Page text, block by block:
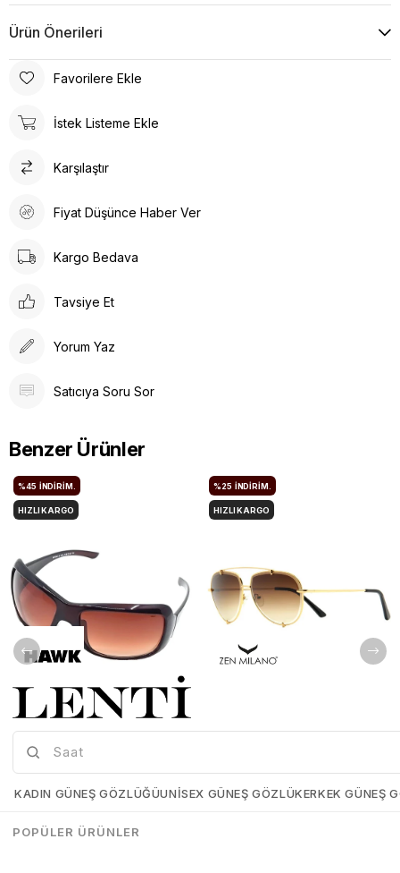
Ürün Önerileri
Favorilere Ekle
İstek Listeme Ekle
Karşılaştır
Fiyat Düşünce Haber Ver
Kargo Bedava
Tavsiye Et
Yorum Yaz
Satıcıya Soru Sor
Benzer Ürünler
Hawk-HW1044-02-66
%45 İNDIRIM.
HIZLI KARGO
Zen-Mılano-ZM524-02-61
%25 İNDIRIM.
HIZLI KARGO
KADIN GÜNEŞ GÖZLÜĞÜUNISEX GÜNEŞ GÖZLÜKERKEK GÜNEŞ
POPÜLER ÜRÜNLER